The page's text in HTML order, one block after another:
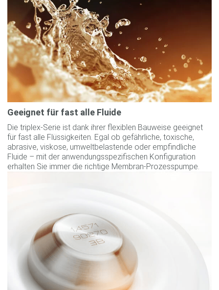
Geeignet für fast alle Fluide
Die triplex-Serie ist dank ihrer flexiblen Bauweise geeignet
für fast alle Flüssigkeiten. Egal ob gefährliche, toxische,
abrasive, viskose, umweltbelastende oder empfindliche
Fluide – mit der anwendungsspezifischen Konfiguration
erhalten Sie immer die richtige Membran-Prozesspumpe.